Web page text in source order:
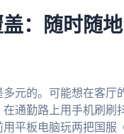
：随时随
元的。可能想在客厅
通勤路上用手机刷刷
平板电脑玩两把国服